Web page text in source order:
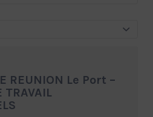
REUNION Le Port –
TRAVAIL